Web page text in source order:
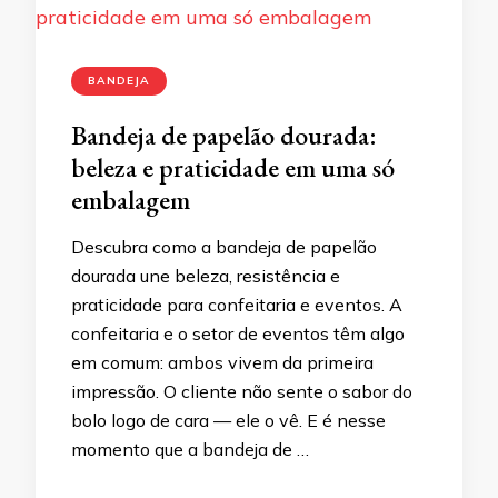
BANDEJA
Bandeja de papelão dourada:
beleza e praticidade em uma só
embalagem
Descubra como a bandeja de papelão
dourada une beleza, resistência e
praticidade para confeitaria e eventos. A
confeitaria e o setor de eventos têm algo
em comum: ambos vivem da primeira
impressão. O cliente não sente o sabor do
bolo logo de cara — ele o vê. E é nesse
momento que a bandeja de …